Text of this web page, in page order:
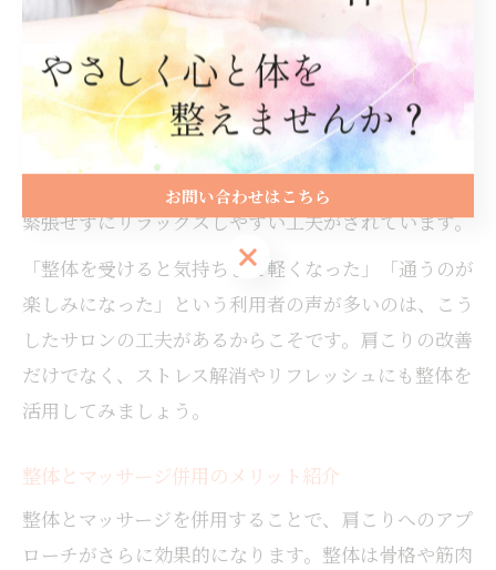
られるのが魅力です。
施術前後にはハーブティーやおしぼりのサービスを用
意しているサロンもあり、心身ともにほっとできるひ
とときを提供しています。また、施術者が穏やかな声
かけや丁寧な説明を心がけることで、初めての方でも
緊張せずにリラックスしやすい工夫がされています。
「整体を受けると気持ちまで軽くなった」「通うのが
楽しみになった」という利用者の声が多いのは、こう
したサロンの工夫があるからこそです。肩こりの改善
だけでなく、ストレス解消やリフレッシュにも整体を
活用してみましょう。
整体とマッサージ併用のメリット紹介
整体とマッサージを併用することで、肩こりへのアプ
ローチがさらに効果的になります。整体は骨格や筋肉
お問い合わせはこちら
お問い合わせはこちら